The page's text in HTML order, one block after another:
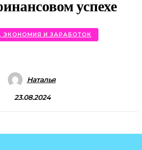
успехе
ЭКОНОМИЯ И ЗАРАБОТОК
Наталья
23.08.2024